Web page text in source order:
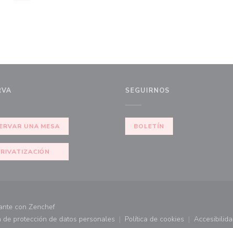
UNA MESA
SEGUIRNOS
BOLETÍN
con Zenchef((abre en una nueva ventana))
ventana))
de protección de datos personales
((abre en una nueva ventana))
Política de cookies
((abre en una nueva